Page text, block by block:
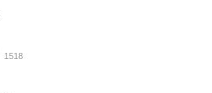
1518